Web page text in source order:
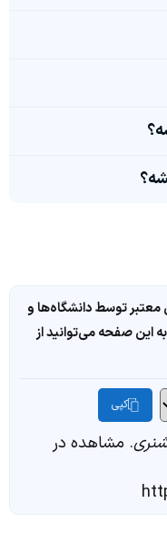
توسط دانشگاه‌ها و
این صفحه می‌توانید از
کپی
. مشاهده در